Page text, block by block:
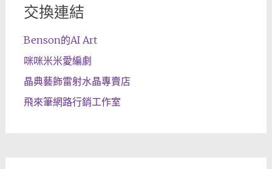
交換連結
Benson的AI Art
咪咪米米愛編劇
晶典藝飾雷射水晶專賣店
飛來筆網路行銷工作室